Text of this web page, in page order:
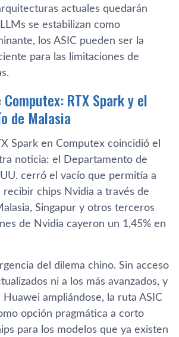
actuales quedarán
se estabilizan como
los ASIC pueden ser la
para las limitaciones de
RTX Spark y el
de Malasia
Spark en Computex coincidió el
noticia: el Departamento de
cerró el vacío que permitía a
recibir chips Nvidia a través de
Singapur y otros terceros
de Nvidia cayeron un 1,45% en
del dilema chino. Sin acceso
ni a los más avanzados, y
ampliándose, la ruta ASIC
opción pragmática a corto
para los modelos que ya existen